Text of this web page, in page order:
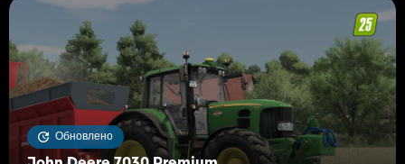
Обновлено